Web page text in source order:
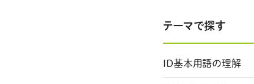
テーマで探す
ID基本用語の理解